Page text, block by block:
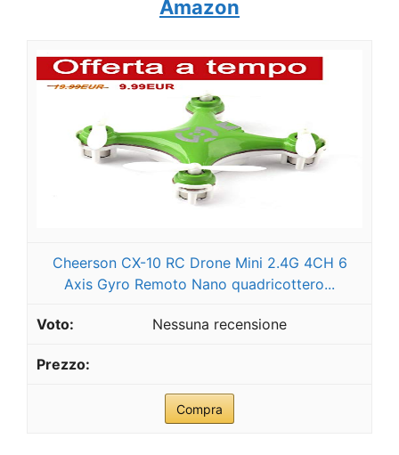
Amazon
Cheerson CX-10 RC Drone Mini 2.4G 4CH 6
Axis Gyro Remoto Nano quadricottero...
Nessuna recensione
Compra